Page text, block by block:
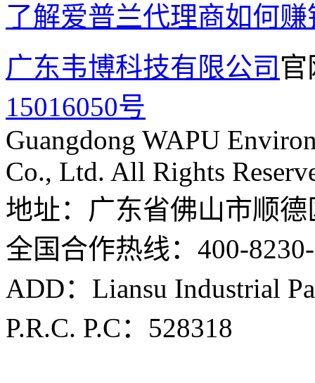
了解爱普兰代理商如何赚
广东韦博科技有限公司
15016050号
Guangdong WAPU
Co., Ltd. All Rights
地址：广东省佛山市顺
全国合作热线：400-
ADD：Liansu Industrial
P.R.C. P.C：528318